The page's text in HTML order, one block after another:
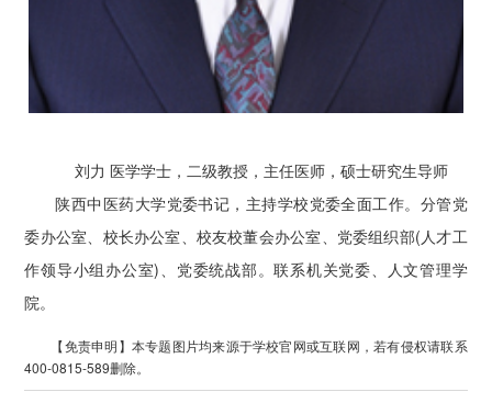
刘力 医学学士，二级教授，主任医师，硕士研究生导师
陕西中医药大学党委书记，主持学校党委全面工作。分管党
委办公室、校长办公室、校友校董会办公室、党委组织部(人才工
作领导小组办公室)、党委统战部。联系机关党委、人文管理学
院。
【免责申明】本专题图片均来源于学校官网或互联网，若有侵权请联系
400-0815-589删除。